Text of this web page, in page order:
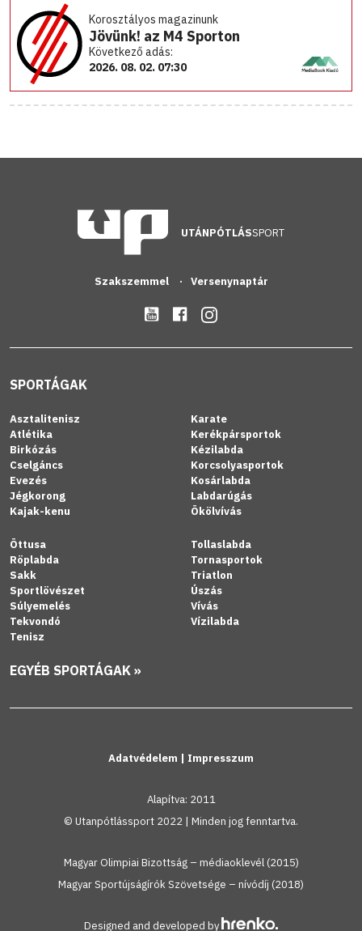
Korosztályos magazinunk
Jövünk! az M4 Sporton
Következő adás:
2026. 08. 02. 07:30
UTÁNPÓTLÁSSPORT
Szakszemmel Versenynaptár
SPORTÁGAK
Asztalitenisz
Atlétika
Birkózás
Cselgáncs
Evezés
Jégkorong
Kajak-kenu
Karate
Kerékpársportok
Kézilabda
Korcsolyasportok
Kosárlabda
Labdarúgás
Ökölvívás
Öttusa
Röplabda
Sakk
Sportlövészet
Súlyemelés
Tekvondó
Tenisz
Tollaslabda
Tornasportok
Triatlon
Úszás
Vívás
Vízilabda
EGYÉB SPORTÁGAK »
Adatvédelem | Impresszum
Alapítva: 2011
© Utanpótlássport 2022 | Minden jog fenntartva.
Magyar Olimpiai Bizottság – médiaoklevél (2015)
Magyar Sportújságírók Szövetsége – nívódíj (2018)
Designed and developed by